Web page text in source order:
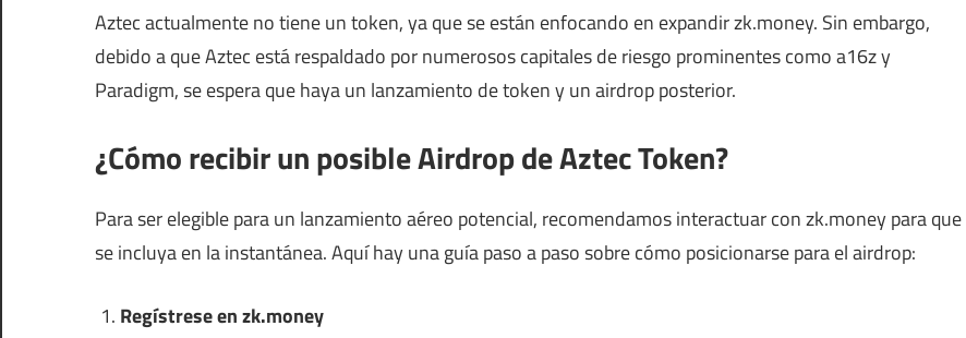
Aztec actualmente no tiene un token, ya que se están enfocando en expandir zk.money. Sin embargo,
debido a que Aztec está respaldado por numerosos capitales de riesgo prominentes como a16z y
Paradigm, se espera que haya un lanzamiento de token y un airdrop posterior.
¿Cómo recibir un posible Airdrop de Aztec Token?
Para ser elegible para un lanzamiento aéreo potencial, recomendamos interactuar con zk.money para que
se incluya en la instantánea. Aquí hay una guía paso a paso sobre cómo posicionarse para el airdrop:
Regístrese en zk.money